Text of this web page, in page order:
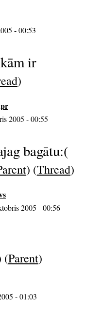
- 00:53
ir
)
2005 - 00:55
bagātu:(
) (Thread)
2005 - 00:56
(Parent)
- 01:03